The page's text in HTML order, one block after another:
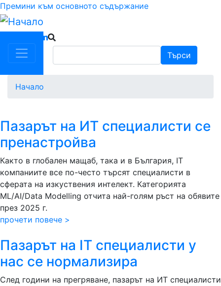
Премини към основното съдържание
Търси
Начало
Пазарът на ИТ специалисти се
пренастройва
Както в глобален мащаб, така и в България, IT
компаниите все по-често търсят специалисти в
сферата на изкуствения интелект. Категорията
ML/AI/Data Modelling отчита най-голям ръст на обявите
през 2025 г.
прочети повече >
Пазарът на IT специалисти у
нас се нормализира
След години на прегряване, пазарът на ИТ специалисти